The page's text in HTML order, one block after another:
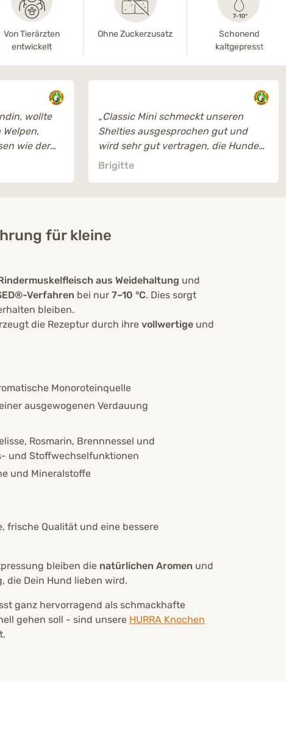
Von Tierärzten
entwickelt
Ohne Zuckerzusatz
Schonend
kaltgepresst
wollte
wie der
einen
„Classic Mini schmeckt unseren
Shelties ausgesprochen gut und
wird sehr gut vertragen, die Hunde
lieben es.“
Brigitte
für kleine
aus Weidehaltung und
Verfahren bei nur 7–10 °C. Dies sorgt
bleiben.
die Rezeptur durch ihre vollwertige und
Monoroteinquelle
ausgewogenen Verdauung
Rosmarin, Brennnessel und
und Stoffwechselfunktionen
und Mineralstoffe
frische Qualität und eine bessere
bleiben die natürlichen Aromen und
die Dein Hund lieben wird.
ganz hervorragend als schmackhafte
gehen soll - sind unsere HURRA Knochen